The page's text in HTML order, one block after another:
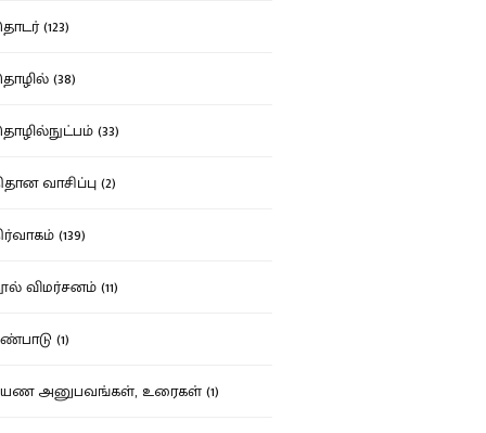
(123)
(38)
(33)
வாசிப்பு (2)
(139)
விமர்சனம் (11)
(1)
அனுபவங்கள், உரைகள் (1)